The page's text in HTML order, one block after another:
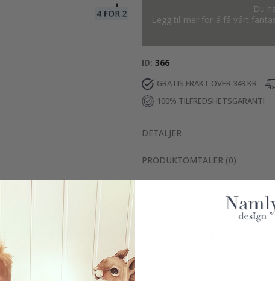
Du
Legg til mer for å få vårt
ID 366
GRATIS FRAKT OVER 349 KR
100% TILFREDSHETSGARANTI
DETALJER
PRODUKTOMTALER (0)
Ekte inspirasjon fra våre fornøyde kunder!
Merk ditt med #namly_design